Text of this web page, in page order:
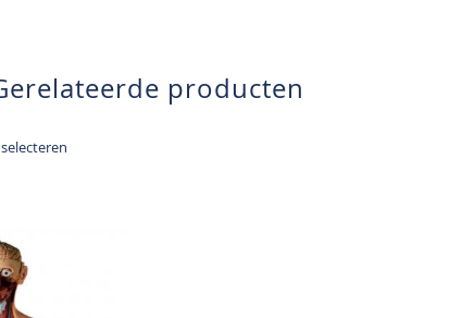
producten